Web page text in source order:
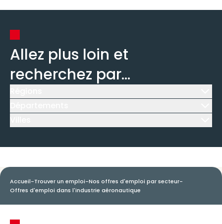
Allez plus loin et
recherchez par...
Accueil-Trouver un emploi-Nos offres d'emploi par secteur-
Offres d'emploi dans l'industrie aéronautique